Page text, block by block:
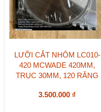
LƯỠI CẮT NHÔM LC010-
420 MCWADE 420MM,
TRỤC 30MM, 120 RĂNG
3.500.000 ₫